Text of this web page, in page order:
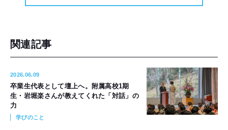
関連記事
2026.06.09
卒業生代表として壇上へ。附属高校1期
生・岩堀楽さんが教えてくれた「対話」の
力
学びのこと